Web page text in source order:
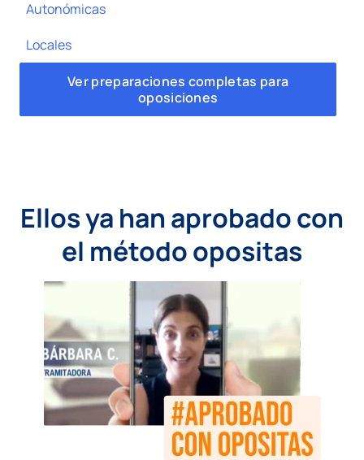
Autonómicas
Locales
Ver preparaciones completas para
oposiciones
Ellos ya han aprobado con
el método opositas